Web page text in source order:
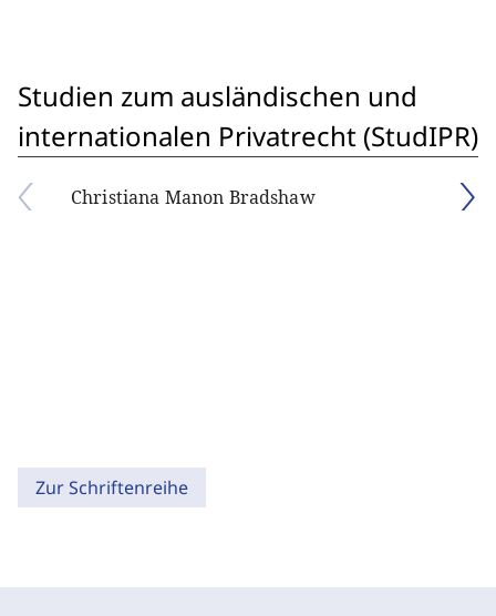
Studien zum ausländischen und
internationalen Privatrecht (StudIPR)
Christiana Manon Bradshaw
Zur Schriftenreihe